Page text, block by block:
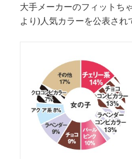
大手メーカーのフィットち
より)人気カラーを公表され